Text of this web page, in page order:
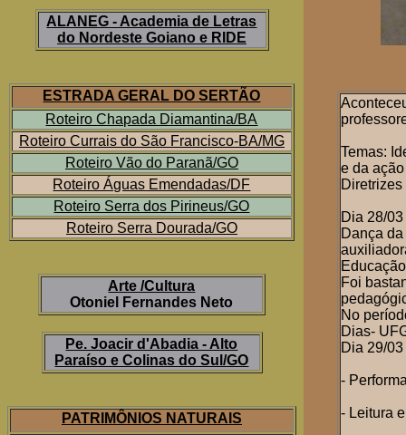
ALANEG - Academia de Letras
do Nordeste Goiano e RIDE
ESTRADA GERAL DO SERTÃO
Roteiro Chapada Diamantina/BA
Roteiro Currais do São Francisco-BA/MG
Roteiro Vão do Paranã/GO
Roteiro Águas Emendadas/DF
Roteiro Serra dos Pirineus/GO
Roteiro Serra Dourada/GO
Arte /Cultura
Otoniel Fernandes Neto
Pe. Joacir d'Abadia - Alto
Paraíso e Colinas do Sul/GO
PATRIMÔNIOS NATURAIS
Temas:
e da
Dia 28/
Dança
Foi
No
Dias-
Dia 29/
-
- Leitura